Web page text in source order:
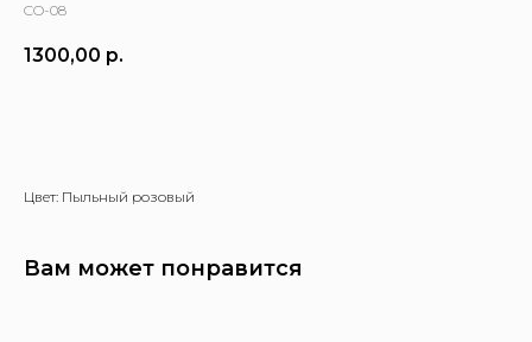
CO-08
1300,00 р.
Цвет: Пыльный розовый
Вам может понравится